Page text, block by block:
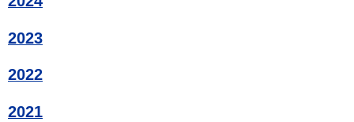
2023
2022
2021